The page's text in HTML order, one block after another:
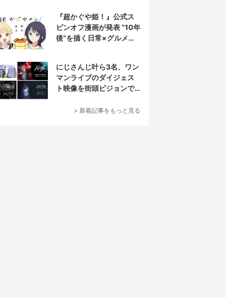
『超かぐや姫！』公式ス
ピンオフ漫画が発表 “10年
後”を描く日常×グルメ作
にじさんじ叶ら3名、ワン
マンライブのダイジェス
ト映像を街頭ビジョンで
> 新着記事をもっと見る